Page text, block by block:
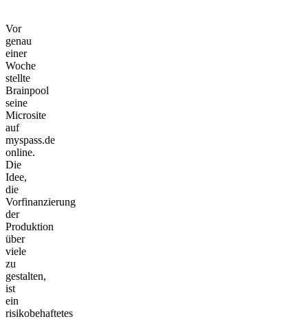
Vor
genau
einer
Woche
stellte
Brainpool
seine
Microsite
auf
myspass.de
online.
Die
Idee,
die
Vorfinanzierung
der
Produktion
über
viele
zu
gestalten,
ist
ein
risikobehaftetes